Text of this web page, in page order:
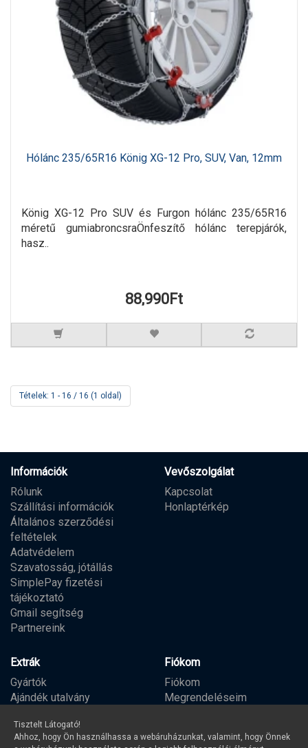
Hólánc 235/65R16 König XG-12 Pro, SUV, Van, 12mm
König XG-12 Pro SUV és Furgon hólánc 235/65R16
méretű gumiabroncsraÖnfeszítő hólánc terepjárók,
hasz..
88,990Ft
Tételek: 1 - 16 / 16 (1 oldal)
Információk
Rólunk
Szállítási információk
Általános szerződési
feltételek
Adatvédelem
Szavatosság, jótállás
SimplePay fizetési
tájékoztató
Gmail segítség
Partnereink
Vevőszolgálat
Kapcsolat
Honlaptérkép
Extrák
Gyártók
Ajándék utalvány
Fiókom
Fiókom
Megrendeléseim
Tisztelt Látogató!
Ahhoz, hogy Ön használhassa a webáruházunkat, valamint, hogy Önnek